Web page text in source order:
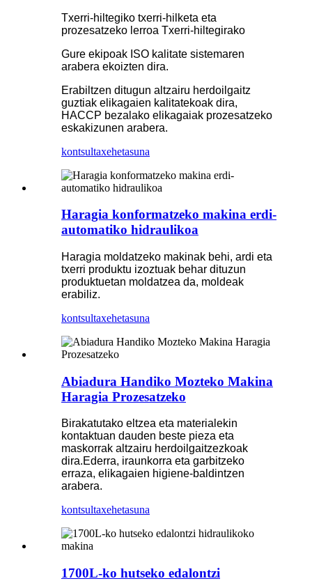
Txerri-hiltegiko txerri-hilketa eta
prozesatzeko lerroa Txerri-hiltegirako
Gure ekipoak ISO kalitate sistemaren
arabera ekoizten dira.
Erabiltzen ditugun altzairu herdoilgaitz
guztiak elikagaien kalitatekoak dira,
HACCP bezalako elikagaiak prozesatzeko
eskakizunen arabera.
kontsultaxehetasuna
Haragia konformatzeko makina erdi-
automatiko hidraulikoa
Haragia moldatzeko makinak behi, ardi eta
txerri produktu izoztuak behar dituzun
produktuetan moldatzea da, moldeak
erabiliz.
kontsultaxehetasuna
Abiadura Handiko Mozteko Makina
Haragia Prozesatzeko
Birakatutako eltzea eta materialekin
kontaktuan dauden beste pieza eta
maskorrak altzairu herdoilgaitzezkoak
dira.Ederra, iraunkorra eta garbitzeko
erraza, elikagaien higiene-baldintzen
arabera.
kontsultaxehetasuna
1700L-ko hutseko edalontzi